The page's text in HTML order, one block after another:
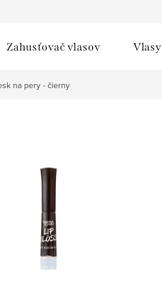
Zahusťovač vlasov Vlasy
na pery - čierny